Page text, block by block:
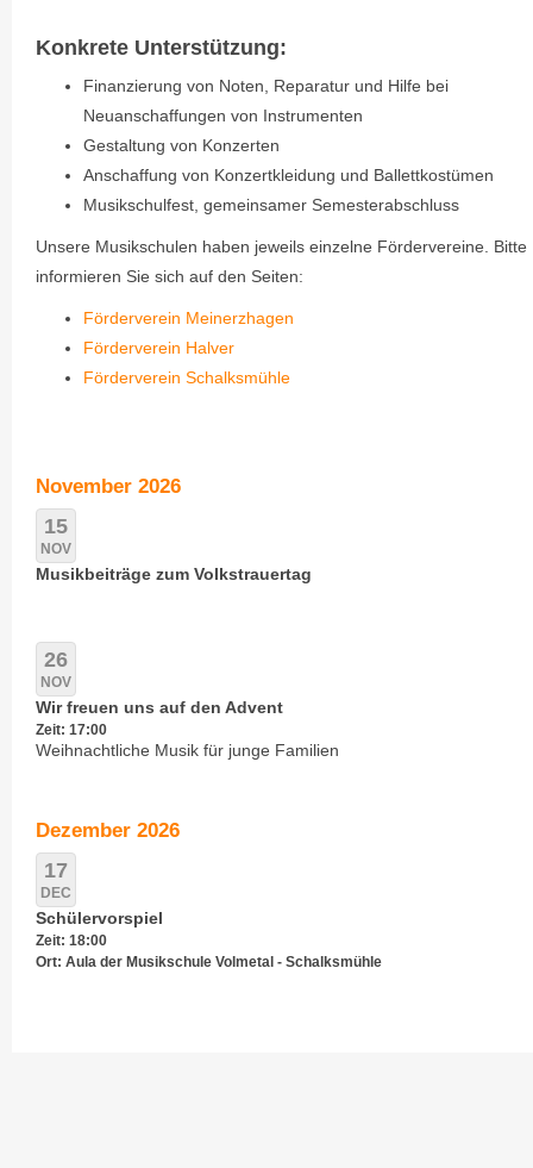
Konkrete Unterstützung:
Finanzierung von Noten, Reparatur und Hilfe bei
Neuanschaffungen von Instrumenten
Gestaltung von Konzerten
Anschaffung von Konzertkleidung und Ballettkostümen
Musikschulfest, gemeinsamer Semesterabschluss
Unsere Musikschulen haben jeweils einzelne Fördervereine. Bitte
informieren Sie sich auf den Seiten:
Förderverein Meinerzhagen
Förderverein Halver
Förderverein Schalksmühle
November 2026
15
NOV
Musikbeiträge zum Volkstrauertag
26
NOV
Wir freuen uns auf den Advent
Zeit: 17:00
Weihnachtliche Musik für junge Familien
Dezember 2026
17
DEC
Schülervorspiel
Zeit: 18:00
Ort: Aula der Musikschule Volmetal - Schalksmühle